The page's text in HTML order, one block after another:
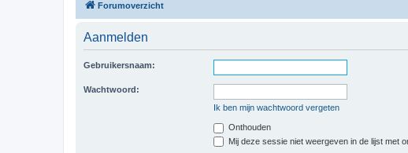
Forumoverzicht
Aanmelden
Gebruikersnaam:
Wachtwoord:
Ik ben mijn wachtwoord vergeten
Onthouden
Mij deze sessie niet weergeven in de lijst met